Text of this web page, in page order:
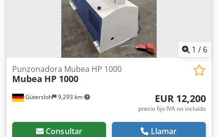
1 / 6
Gütersloh 9,293 km
Punzonadora Mubea HP 1000
Mubea HP 1000
EUR 12,200
precio fijo IVA no incluído
Consultar Llamar